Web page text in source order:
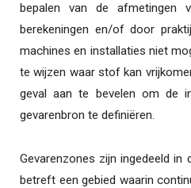
bepalen van de afmetingen
berekeningen en/of door
machines en installaties niet
te wijzen waar stof kan
geval aan te bevelen om de
gevarenbron te definiëren.
Gevarenzones zijn ingedeeld in
betreft een gebied waarin